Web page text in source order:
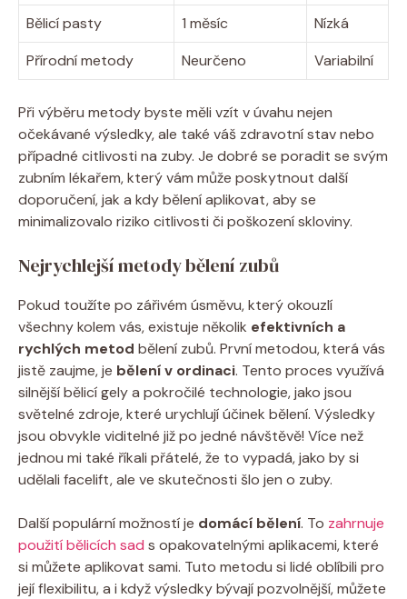
Bělicí pasty
1 měsíc
Nízká
Přírodní ⁤metody
Neurčeno Variabilní
Při výběru metody ⁤byste měli ‌vzít v úvahu nejen
očekávané výsledky, ale také váš zdravotní ‌stav nebo
případné ‌citlivosti na zuby. Je dobré ‍se poradit se svým
zubním lékařem, který vám může poskytnout další
doporučení, jak a kdy bělení aplikovat, aby⁣ se
minimalizovalo riziko​ citlivosti či poškození skloviny.
Nejrychlejší⁣ metody bělení zubů
Pokud toužíte po zářivém úsměvu, který okouzlí
všechny kolem‍ vás, existuje⁤ několik efektivních a
rychlých metod bělení ⁤zubů. První metodou, která vás⁣
jistě ⁣zaujme, ⁢je bělení ⁤v ordinaci. Tento​ proces využívá
silnější bělicí‌ gely ⁤a ⁣pokročilé technologie, jako jsou
světelné zdroje, které urychlují ⁤účinek‍ bělení. Výsledky
jsou obvykle⁣ viditelné již po ⁣jedné návštěvě! ‌Více⁢ než
jednou mi také říkali ⁤přátelé, že⁣ to​ vypadá, jako by si‌
udělali facelift, ale ve skutečnosti šlo jen o zuby.
Další populární možností je domácí bělení. To zahrnuje
použití bělicích sad s opakovatelnými aplikacemi, které ​
si ​můžete aplikovat sami. ‌Tuto ⁢metodu si lidé oblíbili ⁢pro​
její flexibilitu, ⁢a i‌ když⁣ výsledky bývají pozvolnější, můžete